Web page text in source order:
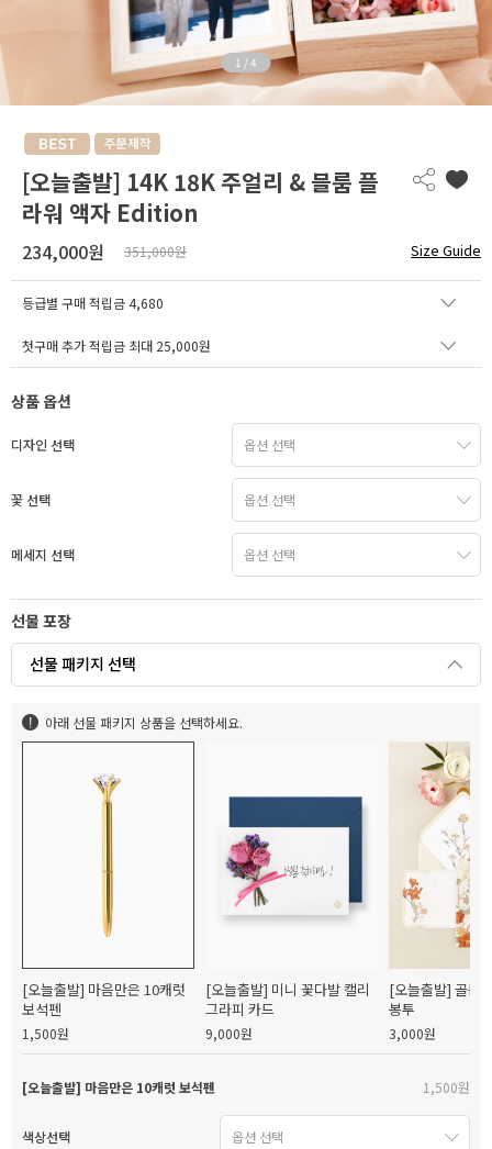
1 /4
[오늘출발] 14K 18K 주얼리 & 블룸 플
라워 액자 Edition
234,000원 351,000원 Size Guide
등급별 구매 적립금4,680
첫구매 추가 적립금 최대 25,000원
상품 옵션
디자인 선택
꽃 선택
메세지 선택
선물 포장
선물 패키지 선택
아래 선물 패키지 상품을 선택하세요.
[오늘출발] 마음만은 10캐럿
보석펜
1,500원
[오늘출발] 미니 꽃다발 캘리
그라피 카드
9,000원
[오늘출발] 골든
봉투
3,000원
[오늘출발] 마음만은 10캐럿 보석펜 1,500원
색상선택